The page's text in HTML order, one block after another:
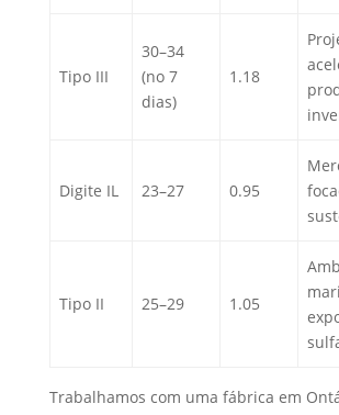
Tipo III
30–34
(no 7
dias)
1.18
Digite IL 23–27 0.95
Tipo II 25–29 1.05
Trabalhamos com uma fábrica em